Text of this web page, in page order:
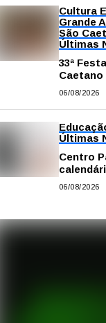
Cultura
Grande
São
Últimas
33ª
sábado
e
06/08/2026
Últimas
Centro
das
06/08/2026